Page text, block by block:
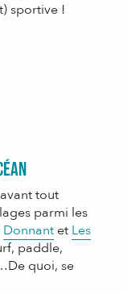
sportive !
tout
parmi les
Donnant et Les
paddle,
quoi, se